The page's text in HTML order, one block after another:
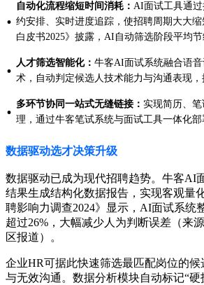
·
自动化流程缩短时间消耗： AI面试工具通
约安排、实时进度追踪，使招聘周期大大
白皮书2025》披露，AI自动筛选阶段平均节
· 人才筛选智能化： 牛客AI面试系统融合语
术，自动判定候选人技术能力与沟通表现，
· 多环节协同一站式无缝链接： 实现简历、
理，通过牛客笔试系统与面试工具一体化部
数据驱动选才决策升级
数据驱动已成为现代招聘趋势。牛客AI
结果生成结构化数据报告，实现客观量
聘影响力调查2024》显示，AI面试系统
超过26%，大幅减少人为判断误差（来
区报道）。
企业HR可据此快速筛选最匹配岗位的
与无效沟通。数据分析模块自动标记“